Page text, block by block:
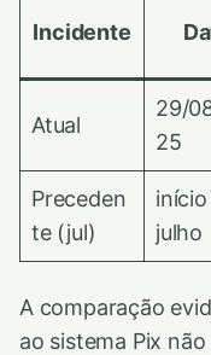
Incidente
Atual
29/
25
Preceden
te (jul)
julho
A comparação
ao sistema Pix